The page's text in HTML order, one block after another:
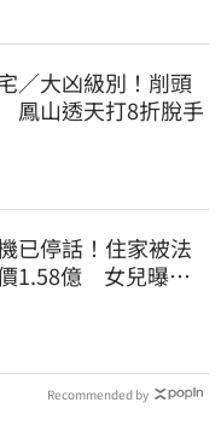
／大凶級別！削頭
鳳山透天打8折脫手
已停話！住家被法
1.58億 女兒曝原
Recommended by